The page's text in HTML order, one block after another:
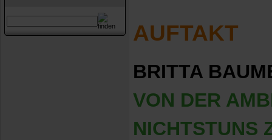
AUFTAKT
BRITTA
VON DER
NICHTSTUNS